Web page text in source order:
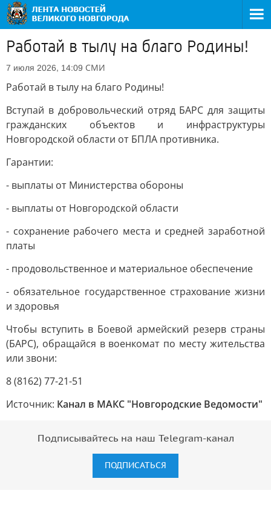
Работай в тылу на благо Родины!
7 июля 2026, 14:09 СМИ
Работай в тылу на благо Родины!
Вступай в добровольческий отряд БАРС для защиты
гражданских объектов и инфраструктуры
Новгородской области от БПЛА противника.
Гарантии:
- выплаты от Министерства обороны
- выплаты от Новгородской области
- сохранение рабочего места и средней заработной
платы
- продовольственное и материальное обеспечение
- обязательное государственное страхование жизни
и здоровья
Чтобы вступить в Боевой армейский резерв страны
(БАРС), обращайся в военкомат по месту жительства
или звони:
8 (8162) 77-21-51
Источник: Канал в МАКС "Новгородские Ведомости"
Подписывайтесь на наш Telegram-канал
ПОДПИСАТЬСЯ